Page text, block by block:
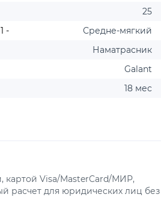
25
-
Средне-мягкий
Наматрасник
Galant
18 мес
картой Visa/MasterCard/МИР,
расчет для юридических лиц без